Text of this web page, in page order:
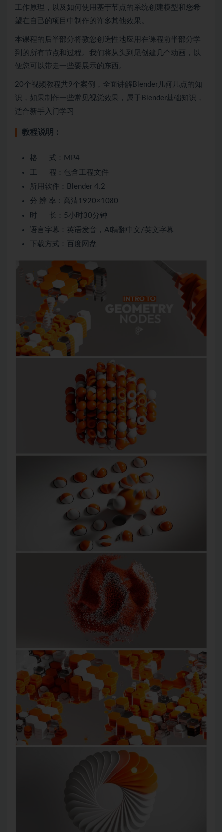
工作原理，以及如何使用基于节点的系统创建模型和您希
望在自己的项目中制作的许多其他效果。
本课程的后半部分将教您创造性地应用在课程前半部分学
到的所有节点和过程。我们将从头到尾创建几个动画，以
便您可以带走一些要展示的东西。
20个视频教程共9个案例，全面讲解Blender几何几点的知
识，如果制作一些常见视觉效果，属于Blender基础知识，
适合新手入门学习
教程说明：
格 式：MP4
工 程：包含工程文件
所用软件：Blender 4.2
分 辨 率：高清1920×1080
时 长：5小时30分钟
语言字幕：英语发音，AI精翻中文/英文字幕
下载方式：百度网盘